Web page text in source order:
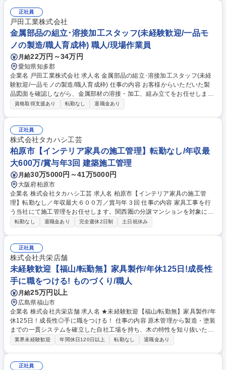
正社員
戸田工業株式会社
金属部品の組立･溶接加工スタッフ(未経験歓迎/一品モ
ノの製造/職人育成枠) 職人/現場作業員
月給22万円～34万円
愛知県知多郡
企業名 戸田工業株式会社 求人名 金属部品の組立･溶接加工スタッフ(未経
験歓迎/一品モノの製造/職人育成枠) 仕事の内容 お客様からいただいた製
品図面を確認しながら、金属部材の溶接・加工、組み立てをお任せしま
す。毎日同じモノを大量生産するのではなく、毎回異なる製品を自分の手
★道具の扱い方や力加減のコツなどは、入社後に基礎から丁寧に教えま
す。設計図という二次元の情報が、自らの手仕事によって確かな立体物へ
と形を変えていくプロセスに、工作やパズルのような純粋な面白さを感じ
られます。また大型製品を得意としておりスケールの大きなものづくりに
よる達成感、充実感も味わえます。 募集職種 金属部品の組立･溶接加工ス
タッフ(未経験歓迎/一品モノの製造/職人育成枠)
資格取得支援あり 転勤なし 退職金あり
正社員
株式会社タカハシ工芸
柏原市【インテリア家具の施工管理】転勤なし/年収最
大600万/賞与年3回 建築施工管理
月給30万5000円～41万5000円
大阪府柏原市
企業名 株式会社タカハシ工芸 求人名 柏原市【インテリア家具の施工管
理】転勤なし／年収最大６００万／賞与年３回 仕事の内容 家具工事を行
う当社にて施工管理をお任せします。関西圏の分譲マンションを対象に工
事業者様との工程管理や調整を担う役割です。※据付等の実作業（壁への
頼、現場での詳細なすり合わせや段取りといった工程管理・調整業務全般
■シューズボックスや壁面システム収納家具等の配置に関わる各種書類作
成および現場の進捗管理・引き渡し業務■入社後は１年間の全社研修から
スタートし当社の家具づくりの強みを深く理解できます。【業務内容の変
更範囲】当社の指定する業務 募集職種 柏原市【インテリア家具の施工管
理】転勤なし／年収最大６００万／賞与年３回
転勤なし 退職金あり 完全週休2日制 土日祝休み
正社員
株式会社共栄店舗
未経験歓迎【福山/転勤無】家具製作/年休125日!成長性
手に職をつける! ものづくり/職人
月給25万円以上
広島県福山市
企業名 株式会社共栄店舗 求人名 ★未経験歓迎【福山/転勤無】家具製作/年
休125日！成長性◎手に職をつける！ 仕事の内容 原木管理から製造・塗装
までの一貫システムを確立した自社工場を持ち、木の特性を知り抜いた熟
練の職人さんが個性的でディテールにこだわる質の高い創作家具を創り続
～共栄店舗の魅力 レベルの高い木工技術と店舗建築への造詣の深さ～ ◆
業界未経験歓迎 年間休日120日以上 転勤なし 退職金あり
正社員